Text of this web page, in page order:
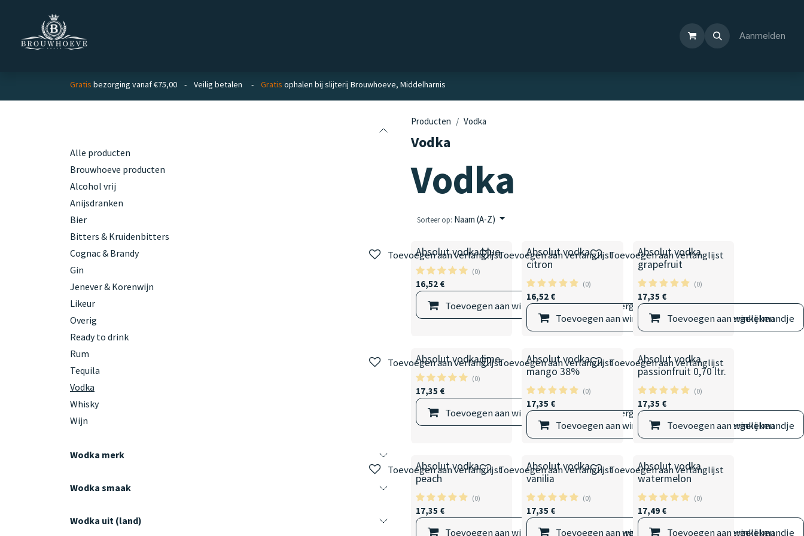
Aanmelden
Gratis bezorging vanaf €75,00 - Veilig betalen - Gratis ophalen bij slijterij Brouwhoeve, Middelharnis
Alle producten
Brouwhoeve producten
Alcohol vrij
Anijsdranken
Bier
Bitters & Kruidenbitters
Cognac & Brandy
Gin
Jenever & Korenwijn
Likeur
Overig
Ready to drink
Rum
Tequila
Vodka
Whisky
Wijn
Wodka merk
Wodka smaak
Wodka uit (land)
Producten Vodka
Vodka
Vodka
Sorteer op: Naam (A-Z)
Absolut vodka blue
(0)
16,52 €
Toevoegen aan winkelmandje Vergelijken
Toevoegen aan verlanglijst
Absolut vodka
citron
(0)
16,52 €
Toevoegen aan winkelmandje Vergelijken
Toevoegen aan verlanglijst
Absolut vodka
grapefruit
(0)
17,35 €
Toevoegen aan winkelmandje
Toevoegen aan verlanglijst
Absolut vodka lime
(0)
17,35 €
Toevoegen aan winkelmandje Vergelijken
Toevoegen aan verlanglijst
Absolut vodka
mango 38%
(0)
17,35 €
Toevoegen aan winkelmandje Vergelijken
Toevoegen aan verlanglijst
Absolut vodka
passionfruit 0,70 ltr.
(0)
17,35 €
Toevoegen aan winkelmandje
Toevoegen aan verlanglijst
Absolut vodka
peach
(0)
17,35 €
Toevoegen aan winkelmandje Vergelijken
Toevoegen aan verlanglijst
Absolut vodka
vanilia
(0)
17,35 €
Toevoegen aan winkelmandje Vergelijken
Toevoegen aan verlanglijst
Absolut vodka
watermelon
(0)
17,49€
Toevoegen aan winkelmandje
Toevoegen aan verlanglijst